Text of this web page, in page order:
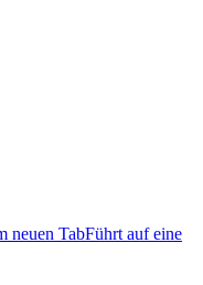
neuen TabFührt auf eine